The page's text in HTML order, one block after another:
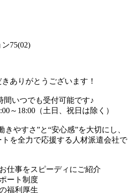
75(02)
ありがとうございます！
間いつでも受付可能です♪
～18:00（土日、祝日は除く）
きやすさ”と“安心感”を大切にし、
を全力で応援する人材派遣会社で
仕事をスピーディにご紹介
ート制度
福利厚生